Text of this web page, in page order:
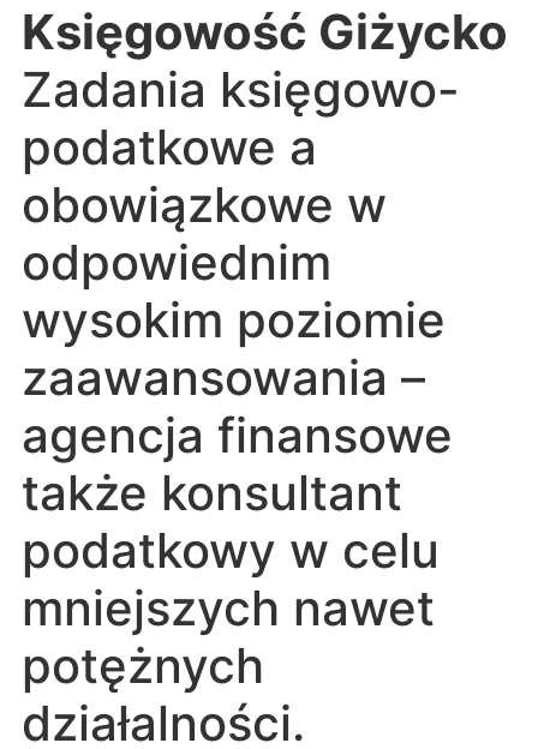
Księgowość Giżycko
Zadania księgowo-
podatkowe a
obowiązkowe w
odpowiednim
wysokim poziomie
zaawansowania –
agencja finansowe
także konsultant
podatkowy w celu
mniejszych nawet
potężnych
działalności.